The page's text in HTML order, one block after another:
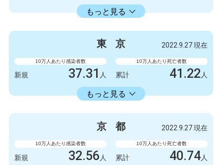
もっと見る
23598.73人
3300人 新規
6412
東 京 2022.9.27 現在
10万人あたり感染者数
新規 37.31 人
10万人あたり死亡者数
累計 41.22 人
もっと見る
22429.74人
5247人 新規
3154675 5798
京 都 2022.9.27 現在
10万人あたり感染者数
新規 32.56 人
10万人あたり死亡者数
累計 40.74人